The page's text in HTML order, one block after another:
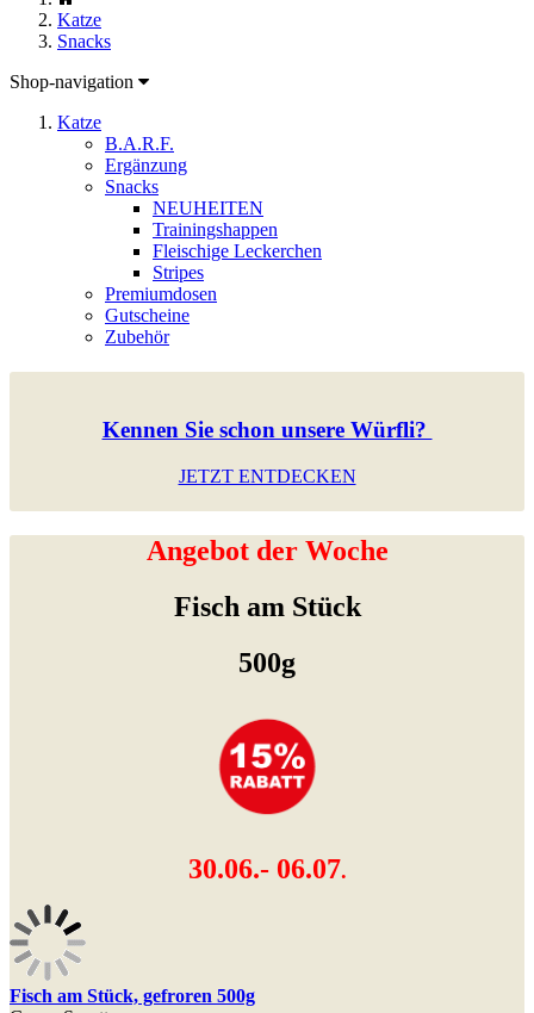
Katze
Snacks
Shop-navigation
Katze
B.A.R.F.
Ergänzung
Snacks
NEUHEITEN
Trainingshappen
Fleischige Leckerchen
Stripes
Premiumdosen
Gutscheine
Zubehör
Kennen Sie schon unsere Würfli?
JETZT ENTDECKEN
Angebot der Woche
Fisch am Stück
500g
30.06.- 06.07.
Fisch am Stück, gefroren 500g